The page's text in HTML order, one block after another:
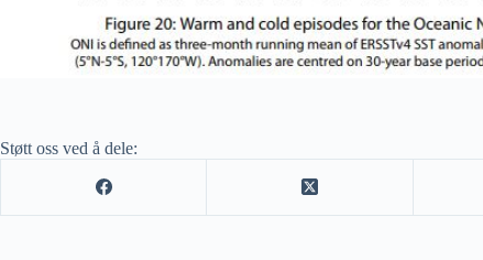
Støtt oss ved å dele: